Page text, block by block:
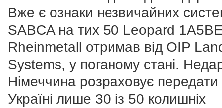
Вже є ознаки незвичайних
SABCA на тих 50 Leopard
Rheinmetall отримав від OIP
Systems, у поганому стані.
Німеччина розраховує передати
Україні лише 30 із 50 колишніх